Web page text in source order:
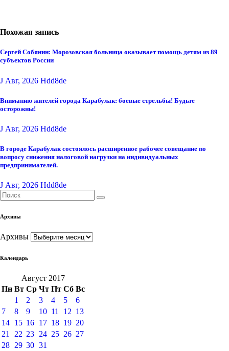
Похожая запись
Сергей Собянин: Морозовская больница оказывает помощь детям из 89
субъектов России
J Авг, 2026 Hdd8de
Вниманию жителей города Карабулак: боевые стрельбы! Будьте
осторожны!
J Авг, 2026 Hdd8de
В городе Карабулак состоялось расширенное рабочее совещание по
вопросу снижения налоговой нагрузки на индивидуальных
предпринимателей.
J Авг, 2026 Hdd8de
Архивы
Архивы
Календарь
Август 2017
Пн Вт Ср Чт Пт Сб Вс
1
2 3 4 5
6
7
8 9 10 11 12 13
14 15 16 17 18 19 20
21
22 23 24 25 26 27
28 29 30 31